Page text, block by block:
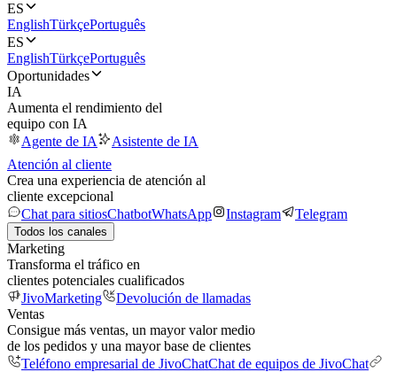
ES
EnglishTürkçePortuguês
ES
EnglishTürkçePortuguês
Oportunidades
IA
Aumenta el rendimiento del
equipo con IA
Agente de IA
Asistente de IA
Atención al cliente
Crea una experiencia de atención al
cliente excepcional
Chat para sitiosChatbotWhatsApp Instagram Telegram
Todos los canales
Marketing
Transforma el tráfico en
clientes potenciales cualificados
JivoMarketing
Devolución de llamadas
Ventas
Consigue más ventas, un mayor valor medio
de los pedidos y una mayor base de clientes
Teléfono empresarial de JivoChatChat de equipos de JivoChat